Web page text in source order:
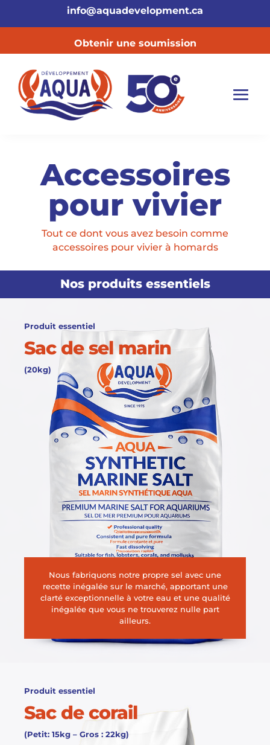
info@aquadevelopment.ca
Obtenir une soumission
Accessoires
pour vivier
Tout ce dont vous avez besoin comme
accessoires pour vivier à homards
Nos produits essentiels
Produit essentiel
Sac de sel marin
(20kg)
Nous fabriquons notre propre sel avec une
recette inégalée sur le marché, apportant une
clarté exceptionnelle à votre eau et une qualité
inégalée que vous ne trouverez nulle part
ailleurs.
Produit essentiel
Sac de corail
(Petit: 15kg – Gros : 22kg)